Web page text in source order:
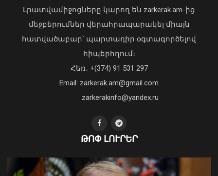
09 Օգոստոս, 2026 21:53
խաղերի, Արաուխոյի հեռանալու և
Ռաֆինյայի դերի մասին
դեմ ծանր պայքարում»․ կյանքից
հեռացել է Արսեն Ասլանյանը
04 Օգոստոս, 2026 19:12
Լրատվամիջոցները կարող են zarkerak.am-ից
մեջբերումներ վերահրապարակել միայն
հատվածաբար՝ պարտադիր օգտագործելով
հիպերհղում։
Հեռ․ +(374) 91 531 297
Email: zarkerak.am@gmail.com
zarkerakinfo@yandex.ru
ԹՈՓ ԼՈՒՐԵՐ